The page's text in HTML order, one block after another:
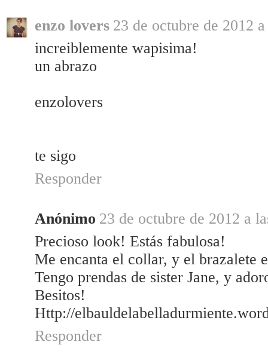
enzo lovers 23 de octubre de 2012
increiblemente wapisima!
un abrazo
enzolovers
te sigo
Responder
Anónimo 23 de octubre de 2012 a
Precioso look! Estás fabulosa!
Me encanta el collar, y el brazalete
Tengo prendas de sister Jane, y
Besitos!
Http://
Responder